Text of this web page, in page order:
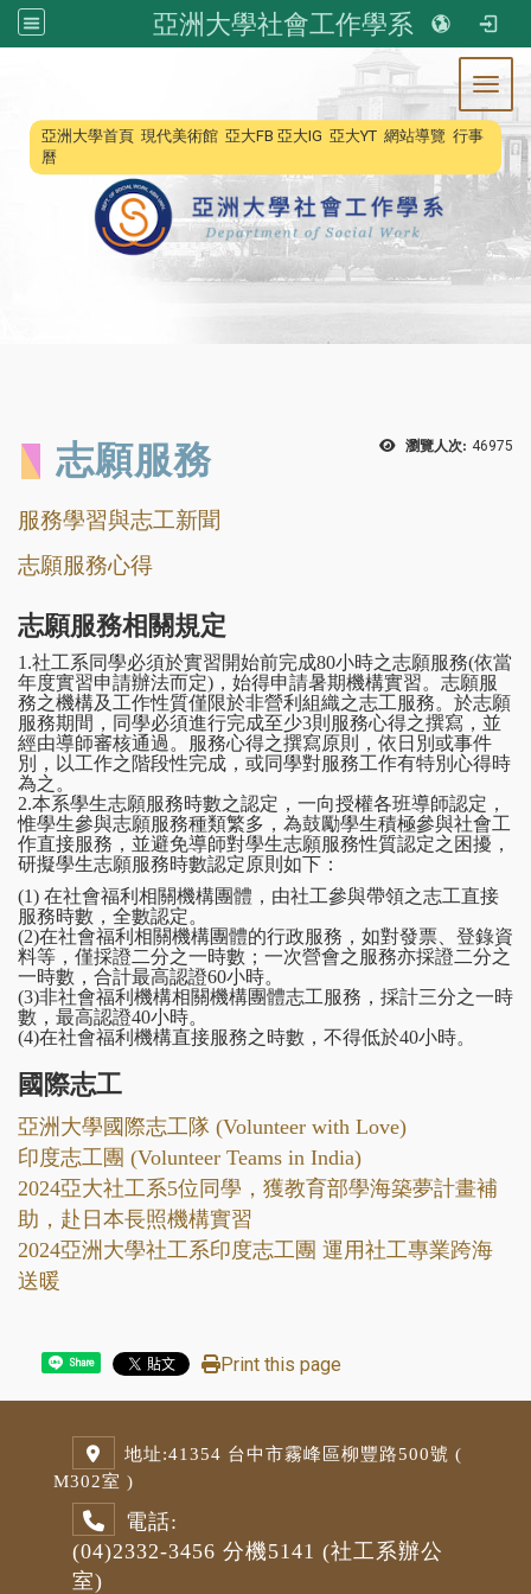
亞洲大學社會工作學系
::: 亞洲大學首頁 現代美術館 亞大FB 亞大IG 亞大YT 網站導覽 行事
曆
瀏覽人次: 46975
志願服務
服務學習與志工新聞
志願服務心得
志願服務相關規定
1.社工系同學必須於實習開始前完成80小時之志願服務(依當
年度實習申請辦法而定)，始得申請暑期機構實習。志願服
務之機構及工作性質僅限於非營利組織之志工服務。於志願
服務期間，同學必須進行完成至少3則服務心得之撰寫，並
經由導師審核通過。服務心得之撰寫原則，依日別或事件
別，以工作之階段性完成，或同學對服務工作有特別心得時
為之。
2.本系學生志願服務時數之認定，一向授權各班導師認定，
惟學生參與志願服務種類繁多，為鼓勵學生積極參與社會工
作直接服務，並避免導師對學生志願服務性質認定之困擾，
研擬學生志願服務時數認定原則如下：
(1) 在社會福利相關機構團體，由社工參與帶領之志工直接
服務時數，全數認定。
(2)在社會福利相關機構團體的行政服務，如對發票、登錄資
料等，僅採證二分之一時數；一次營會之服務亦採證二分之
一時數，合計最高認證60小時。
(3)非社會福利機構相關機構團體志工服務，採計三分之一時
數，最高認證40小時。
(4)在社會福利機構直接服務之時數，不得低於40小時。
國際志工
亞洲大學國際志工隊 (Volunteer with Love)
印度志工團 (Volunteer Teams in India)
2024亞大社工系5位同學，獲教育部學海築夢計畫補
助，赴日本長照機構實習
2024亞洲大學社工系印度志工團 運用社工專業跨海
送暖
Share Print this page
地址:41354 台中市霧峰區柳豐路500號 (
M302室 )
電話:
(04)2332-3456 分機5141 (社工系辦公
室)